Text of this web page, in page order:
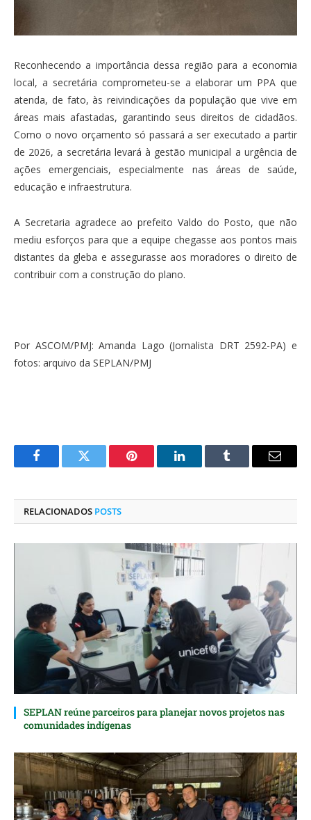
Reconhecendo a importância dessa região para a economia
local, a secretária comprometeu-se a elaborar um PPA que
atenda, de fato, às reivindicações da população que vive em
áreas mais afastadas, garantindo seus direitos de cidadãos.
Como o novo orçamento só passará a ser executado a partir
de 2026, a secretária levará à gestão municipal a urgência de
ações emergenciais, especialmente nas áreas de saúde,
educação e infraestrutura.
A Secretaria agradece ao prefeito Valdo do Posto, que não
mediu esforços para que a equipe chegasse aos pontos mais
distantes da gleba e assegurasse aos moradores o direito de
contribuir com a construção do plano.
Por ASCOM/PMJ: Amanda Lago (Jornalista DRT 2592-PA) e
fotos: arquivo da SEPLAN/PMJ
FacebookTwitter Pinterest O
Tumblr
E-
RELACIONADOS POSTS
SEPLAN reúne parceiros para planejar novos projetos nas
comunidades indígenas